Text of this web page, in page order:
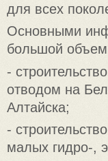
для всех
Основными
большой
-
отводом на
Алтайска;
-
малых гидро-,